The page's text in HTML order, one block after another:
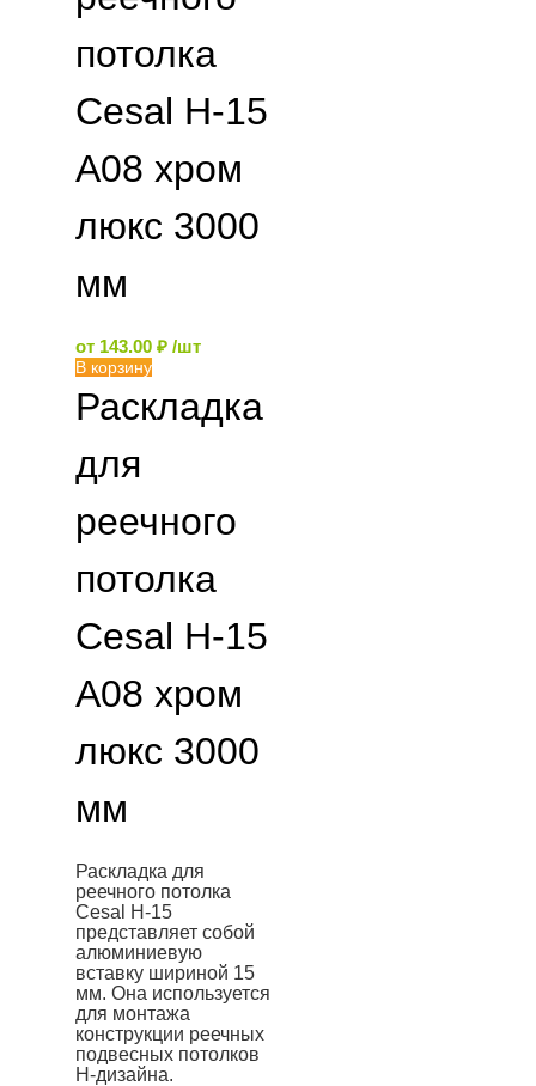
потолка
Cesal H-15
А08 хром
люкс 3000
мм
от 143.00 ₽ /шт
В корзину
Раскладка
для
реечного
потолка
Cesal H-15
А08 хром
люкс 3000
мм
Раскладка для
реечного потолка
Cesal H-15
представляет собой
алюминиевую
вставку шириной 15
мм. Она используется
для монтажа
конструкции реечных
подвесных потолков
H-дизайна.